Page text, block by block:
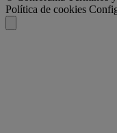
Política de cookies